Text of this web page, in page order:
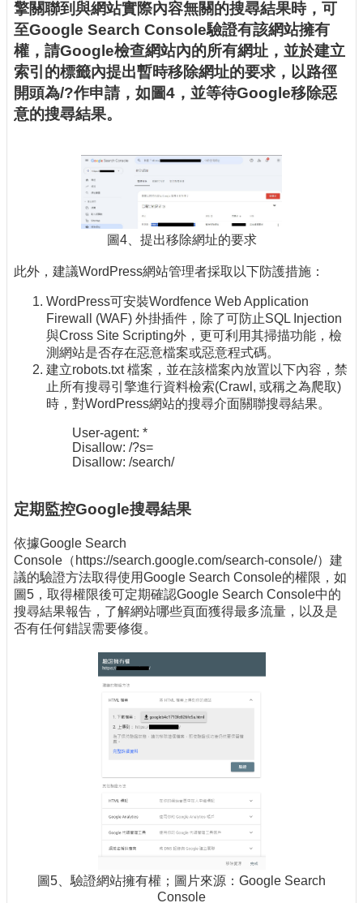
擎關聯到與網站實際內容無關的搜尋結果時，可
至Google Search Console驗證有該網站擁有
權，請Google檢查網站內的所有網址，並於建立
索引的標籤內提出暫時移除網址的要求，以路徑
開頭為/?作申請，如圖4，並等待Google移除惡
意的搜尋結果。
圖4、提出移除網址的要求
此外，建議WordPress網站管理者採取以下防護措施：
WordPress可安裝Wordfence Web Application
Firewall (WAF) 外掛插件，除了可防止SQL Injection
與Cross Site Scripting外，更可利用其掃描功能，檢
測網站是否存在惡意檔案或惡意程式碼。
建立robots.txt 檔案，並在該檔案內放置以下內容，禁
止所有搜尋引擎進行資料檢索(Crawl, 或稱之為爬取)
時，對WordPress網站的搜尋介面關聯搜尋結果。
User-agent: *
Disallow: /?s=
Disallow: /search/
定期監控Google搜尋結果
依據Google Search
Console（https://search.google.com/search-console/）建
議的驗證方法取得使用Google Search Console的權限，如
圖5，取得權限後可定期確認Google Search Console中的
搜尋結果報告，了解網站哪些頁面獲得最多流量，以及是
否有任何錯誤需要修復。
圖5、驗證網站擁有權；圖片來源：Google Search
Console